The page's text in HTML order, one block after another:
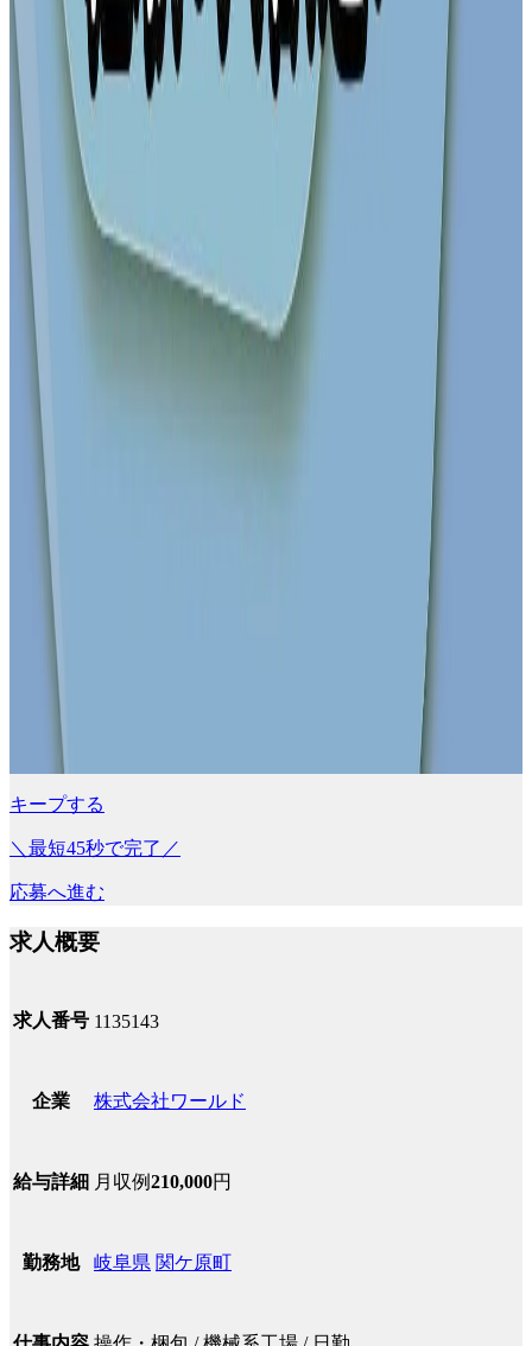
キープする
＼最短45秒で完了／
応募へ進む
求人概要
求人番号 1135143
企業 株式会社ワールド
給与詳細 月収例210,000円
勤務地 岐阜県 関ケ原町